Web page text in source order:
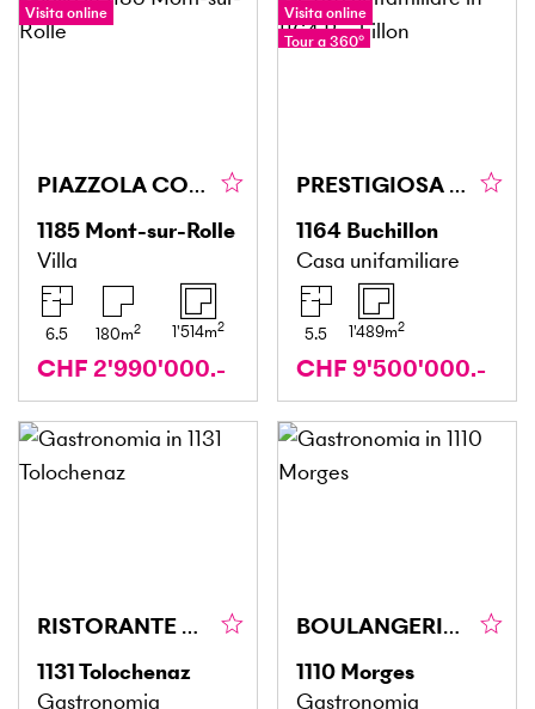
Visita online
PIAZZOLA CON SPLENDIDA VISTA E PISCINA
1185 Mont-sur-Rolle
Villa
6.5 180m2 1'514m2
CHF 2'990'000.-
Visita online
Tour a 360°
PRESTIGIOSA VILLA SULL'ACQUA CON PONTILE PRIVATO
1164 Buchillon
Casa unifamiliare
5.5 1'489m2
CHF 9'500'000.-
RISTORANTE NEL CUORE DI UNA ZONA DINAMICA
1131Tolochenaz
Gastronomia
BOULANGERIE AVEC BONNE SITUATION
1110 Morges
Gastronomia